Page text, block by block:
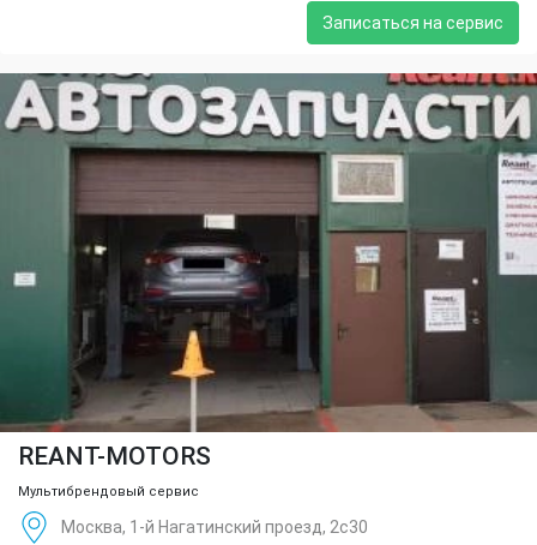
Записаться на сервис
REANT-MOTORS
Мультибрендовый сервис
Москва, 1-й Нагатинский проезд, 2с30